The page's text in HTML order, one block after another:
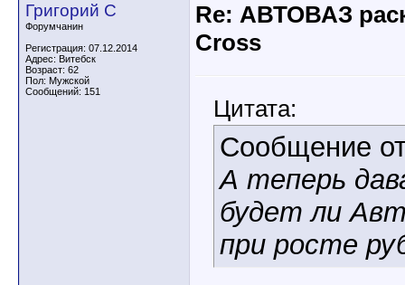
Григорий С
Форумчанин
Регистрация: 07.12.2014
Адрес: Витебск
Возраст: 62
Пол: Мужской
Сообщений: 151
Re: АВТОВАЗ
Cross
Цитата:
Сообщение
А теперь
будет ли
при росте